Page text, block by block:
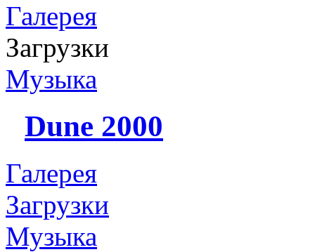
Галерея
Загрузки
Музыка
Dune 2000
Галерея
Загрузки
Музыка